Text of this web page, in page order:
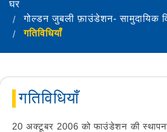
घर
गोल्‍डन जुबली फ़ाउंडेशन- सामुदायिक
गतिविधियाँ
गतिविधियाँ
20 अक्टूबर 2006 को फाउंडेशन की